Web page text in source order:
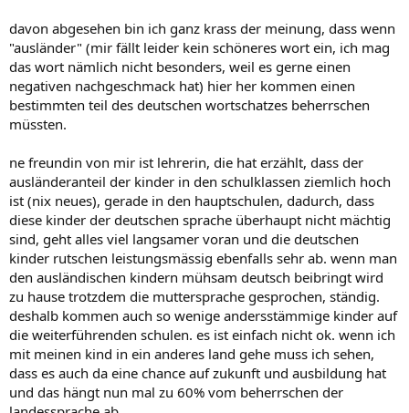
davon abgesehen bin ich ganz krass der meinung, dass wenn
"ausländer" (mir fällt leider kein schöneres wort ein, ich mag
das wort nämlich nicht besonders, weil es gerne einen
negativen nachgeschmack hat) hier her kommen einen
bestimmten teil des deutschen wortschatzes beherrschen
müssten.
ne freundin von mir ist lehrerin, die hat erzählt, dass der
ausländeranteil der kinder in den schulklassen ziemlich hoch
ist (nix neues), gerade in den hauptschulen, dadurch, dass
diese kinder der deutschen sprache überhaupt nicht mächtig
sind, geht alles viel langsamer voran und die deutschen
kinder rutschen leistungsmässig ebenfalls sehr ab. wenn man
den ausländischen kindern mühsam deutsch beibringt wird
zu hause trotzdem die muttersprache gesprochen, ständig.
deshalb kommen auch so wenige andersstämmige kinder auf
die weiterführenden schulen. es ist einfach nicht ok. wenn ich
mit meinen kind in ein anderes land gehe muss ich sehen,
dass es auch da eine chance auf zukunft und ausbildung hat
und das hängt nun mal zu 60% vom beherrschen der